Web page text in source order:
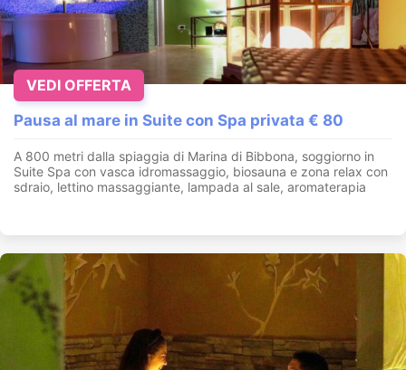
Pausa al mare in Suite con Spa privata € 80
A 800 metri dalla spiaggia di Marina di Bibbona, soggiorno in
Suite Spa con vasca idromassaggio, biosauna e zona relax con
sdraio, lettino massaggiante, lampada al sale, aromaterapia
VEDI OFFERTA